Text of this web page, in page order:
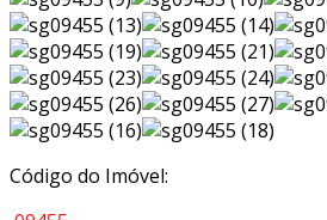
Código do Imóvel: